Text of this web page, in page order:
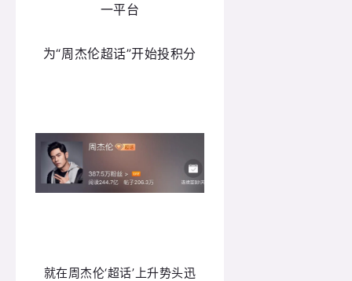
一平台
为“周杰伦超话”开始投积分
就在周杰伦‘超话’上升势头迅